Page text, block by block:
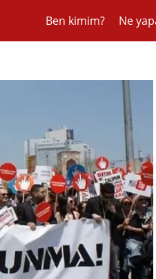
Ben kimim? Ne